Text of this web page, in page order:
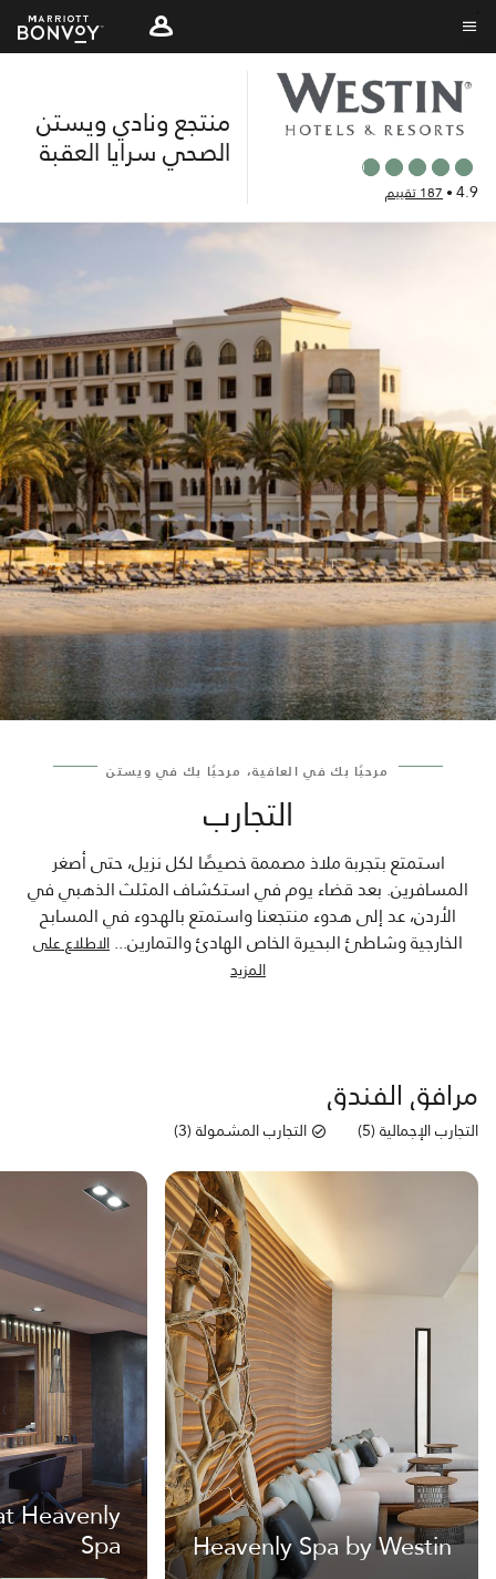
Skip
to
main
content
نص القائمة
4.9
•187 تقييم
منتجع ونادي ويستن
الصحي سرايا العقبة
مرحبًا بك في العافية، مرحبًا بك في ويستن
التجارب
استمتع بتجربة ملاذ مصممة خصيصًا لكل نزيل، حتى أصغر
المسافرين. بعد قضاء يوم في استكشاف المثلث الذهبي في
الأردن، عد إلى هدوء منتجعنا واستمتع بالهدوء في المسابح
الخارجية وشاطئ البحيرة الخاص الهادئ والتمارين...الاطلاع على
المزيد
مرافق الفندق
التجارب الإجمالية (5) التجارب المشمولة (3)
Heavenly Spa by Westin
Heavenly
Spa